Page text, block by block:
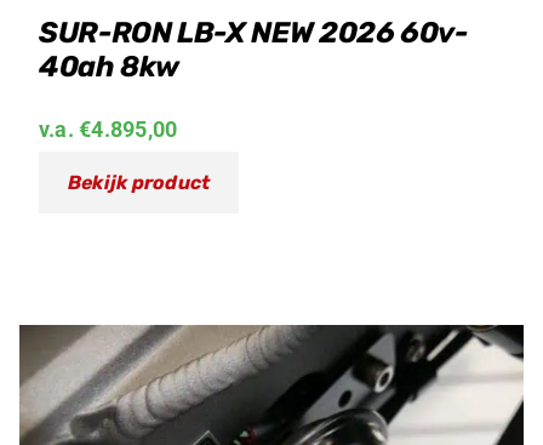
SUR-RON LB-X NEW 2026 60v-
40ah 8kw
v.a.€4.895,00
Bekijk product